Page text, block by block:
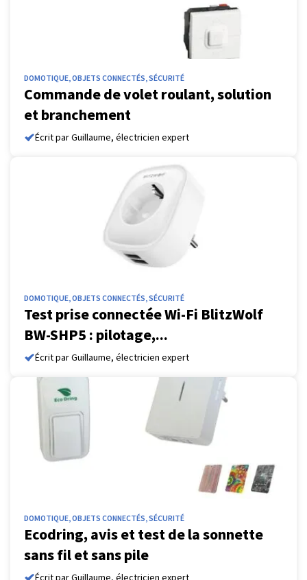
DOMOTIQUE, OBJETS CONNECTÉS, SÉCURITÉ
Commande de volet roulant, solution
et branchement
Écrit par Guillaume, électricien expert
DOMOTIQUE, OBJETS CONNECTÉS, SÉCURITÉ
Test prise connectée Wi-Fi BlitzWolf
BW-SHP5 : pilotage,...
Écrit par Guillaume, électricien expert
DOMOTIQUE, OBJETS CONNECTÉS, SÉCURITÉ
Ecodring, avis et test de la sonnette
sans fil et sans pile